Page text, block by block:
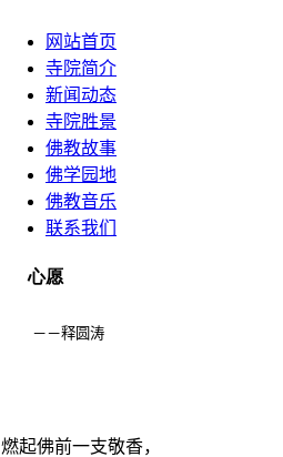
网站首页
寺院简介
新闻动态
寺院胜景
佛教故事
佛学园地
佛教音乐
联系我们
心愿
－－释圆涛
燃起佛前一支敬香，